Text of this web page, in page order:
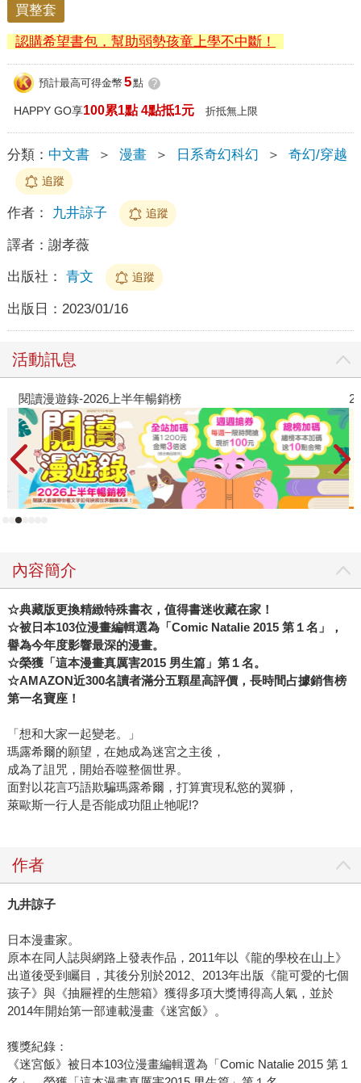
買整套
認購希望書包，幫助弱勢孩童上學不中斷！
預計最高可得金幣 5點 ?
HAPPY GO享100累1點 4點抵1元 折抵無上限
分類： 中文書 ＞ 漫畫 ＞ 日系奇幻科幻 ＞ 奇幻/穿越
追蹤
作者： 九井諒子 追蹤
譯者： 謝孝薇
出版社： 青文 追蹤
出版日： 2023/01/16
活動訊息
閱讀漫遊錄-2026上半年暢銷榜
內容簡介
☆典藏版更換精緻特殊書衣，值得書迷收藏在家！
☆被日本103位漫畫編輯選為「Comic Natalie 2015 第１名」，
譽為今年度影響最深的漫畫。
☆榮獲「這本漫畫真厲害2015 男生篇」第１名。
☆AMAZON近300名讀者滿分五顆星高評價，長時間占據銷售榜
第一名寶座！
「想和大家一起變老。」
瑪露希爾的願望，在她成為迷宮之主後，
成為了詛咒，開始吞噬整個世界。
面對以花言巧語欺騙瑪露希爾，打算實現私慾的翼獅，
萊歐斯一行人是否能成功阻止牠呢!?
作者
九井諒子
日本漫畫家。
原本在同人誌與網路上發表作品，2011年以《龍的學校在山上》
出道後受到矚目，其後分別於2012、2013年出版《龍可愛的七個
孩子》與《抽屜裡的生態箱》獲得多項大獎博得高人氣，並於
2014年開始第一部連載漫畫《迷宮飯》。
獲獎紀錄：
《迷宮飯》被日本103位漫畫編輯選為「Comic Natalie 2015 第１